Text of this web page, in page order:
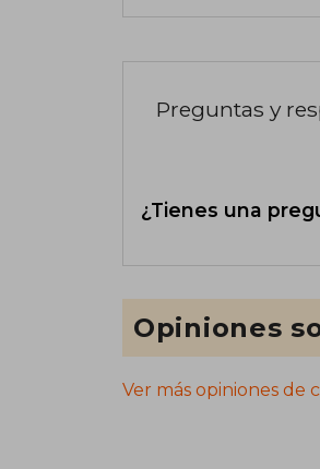
Preguntas y
¿Tienes una
Opiniones
Ver más opiniones de